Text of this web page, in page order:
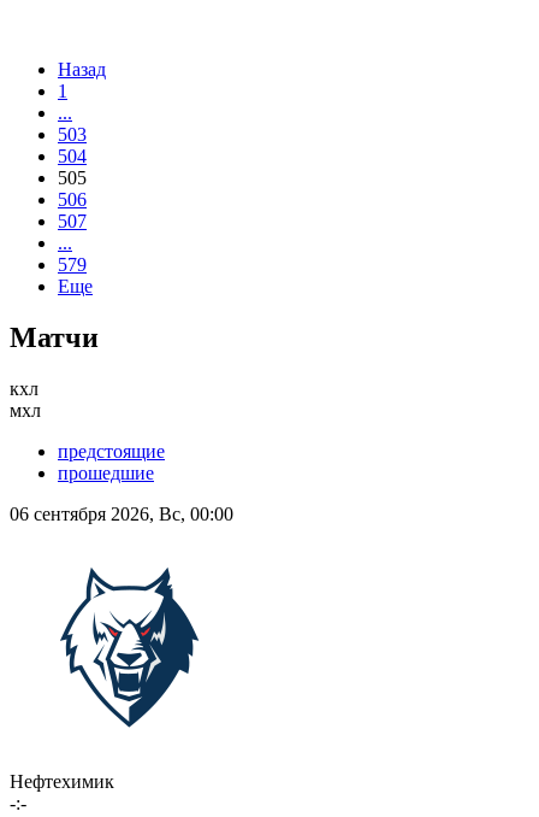
Назад
1
...
503
504
505
506
507
...
579
Еще
Матчи
кхл
мхл
предстоящие
прошедшие
06 сентября 2026, Вс, 00:00
Нефтехимик
-:-